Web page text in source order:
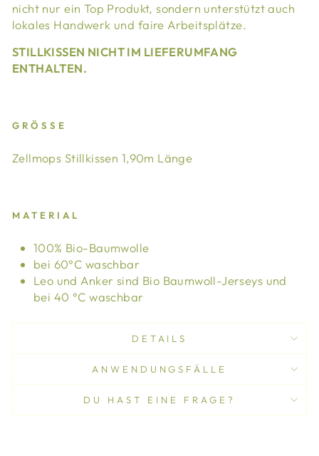
nicht nur ein Top Produkt, sondern unterstützt auch
lokales Handwerk und faire Arbeitsplätze.
STILLKISSEN NICHT IM LIEFERUMFANG
ENTHALTEN.
GRÖSSE
Zellmops Stillkissen 1,90m Länge
MATERIAL
100% Bio-Baumwolle
bei 60°C waschbar
Leo und Anker sind Bio Baumwoll-Jerseys und
bei 40 °C waschbar
DETAILS
ANWENDUNGSFÄLLE
DU HAST EINE FRAGE?